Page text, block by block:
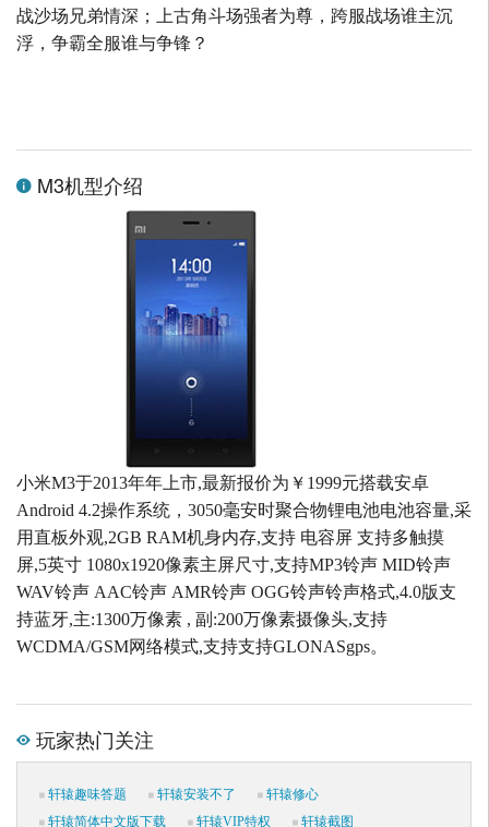
战沙场兄弟情深；上古角斗场强者为尊，跨服战场谁主沉
浮，争霸全服谁与争锋？
M3机型介绍
小米M3于2013年年上市,最新报价为￥1999元搭载安卓
Android 4.2操作系统，3050毫安时聚合物锂电池电池容量,采
用直板外观,2GB RAM机身内存,支持 电容屏 支持多触摸
屏,5英寸 1080x1920像素主屏尺寸,支持MP3铃声 MID铃声
WAV铃声 AAC铃声 AMR铃声 OGG铃声铃声格式,4.0版支
持蓝牙,主:1300万像素 , 副:200万像素摄像头,支持
WCDMA/GSM网络模式,支持支持GLONASgps。
玩家热门关注
轩辕趣味答题 轩辕安装不了
轩辕修心
轩辕简体中文版下载
轩辕VIP特权
轩辕截图